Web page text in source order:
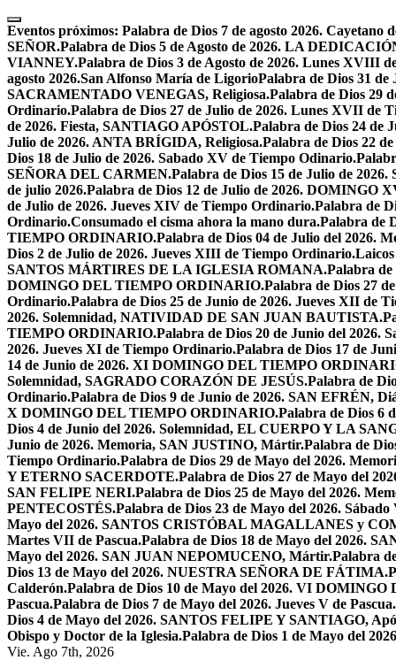
Skip
to
content
Eventos próximos: Palabra de Dios 7 de agosto 2026. Cayetano
SEÑOR.Palabra de Dios 5 de Agosto de 2026. LA
VIANNEY.Palabra de Dios 3 de Agosto de 2026. Lunes XVIII
agosto 2026.San Alfonso María de LigorioPalabra de Dios 31
SACRAMENTADO VENEGAS, Religiosa.Palabra de Dios 29
Ordinario.Palabra de Dios 27 de Julio de 2026. Lunes XVII de
de 2026. Fiesta, SANTIAGO APÓSTOL.Palabra de Dios 24 de
Julio de 2026. ANTA BRÍGIDA, Religiosa.Palabra de Dios 22
Dios 18 de Julio de 2026. Sabado XV de Tiempo Odinario.
SEÑORA DEL CARMEN.Palabra de Dios 15 de Julio de
de julio 2026.Palabra de Dios 12 de Julio de 2026.
de Julio de 2026. Jueves XIV de Tiempo Ordinario.Palabra de
Ordinario.Consumado el cisma ahora la mano dura.Palabra de
TIEMPO ORDINARIO.Palabra de Dios 04 de Julio del 2026.
Dios 2 de Julio de 2026. Jueves XIII de Tiempo Ordinario.
SANTOS MÁRTIRES DE LA IGLESIA ROMANA.Palabra de
DOMINGO DEL TIEMPO ORDINARIO.Palabra de Dios 27
Ordinario.Palabra de Dios 25 de Junio de 2026. Jueves XII de
2026. Solemnidad, NATIVIDAD DE SAN JUAN BAUTISTA.
TIEMPO ORDINARIO.Palabra de Dios 20 de Junio del 2026.
2026. Jueves XI de Tiempo Ordinario.Palabra de Dios 17 de
14 de Junio de 2026. XI DOMINGO DEL TIEMPO
Solemnidad, SAGRADO CORAZÓN DE JESÚS.Palabra de
Ordinario.Palabra de Dios 9 de Junio de 2026. SAN EFRÉN,
X DOMINGO DEL TIEMPO ORDINARIO.Palabra de Dios 6
Dios 4 de Junio del 2026. Solemnidad, EL CUERPO Y LA
Junio de 2026. Memoria, SAN JUSTINO, Mártir.Palabra de
Tiempo Ordinario.Palabra de Dios 29 de Mayo del 2026.
Y ETERNO SACERDOTE.Palabra de Dios 27 de Mayo del
SAN FELIPE NERI.Palabra de Dios 25 de Mayo del 2026.
PENTECOSTÉS.Palabra de Dios 23 de Mayo del 2026.
Mayo del 2026. SANTOS CRISTÓBAL MAGALLANES y
Martes VII de Pascua.Palabra de Dios 18 de Mayo del 2026.
Mayo del 2026. SAN JUAN NEPOMUCENO, Mártir.Palabra
Dios 13 de Mayo del 2026. NUESTRA SEÑORA DE FÁTIMA.
Calderón.Palabra de Dios 10 de Mayo del 2026. VI DOMINGO
Pascua.Palabra de Dios 7 de Mayo del 2026. Jueves V de Pascua.
Dios 4 de Mayo del 2026. SANTOS FELIPE Y SANTIAGO,
Obispo y Doctor de la Iglesia.Palabra de Dios 1 de Mayo del
Vie. Ago 7th, 2026